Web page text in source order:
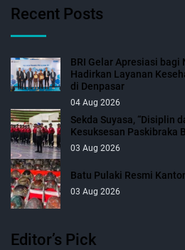
Recent Posts
BRI Gelar Apresiasi bagi
Hadirkan Layanan
di Denpasar
04 Aug 2026
Sekda Suyasa, “Disiplin
Kesuksesan Paskibraka
03 Aug 2026
Batu Pulaki Resmi
03 Aug 2026
Editor’s Pick